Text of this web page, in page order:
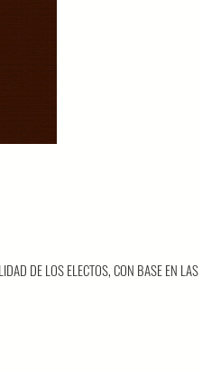
DE LOS ELECTOS, CON BASE EN LAS